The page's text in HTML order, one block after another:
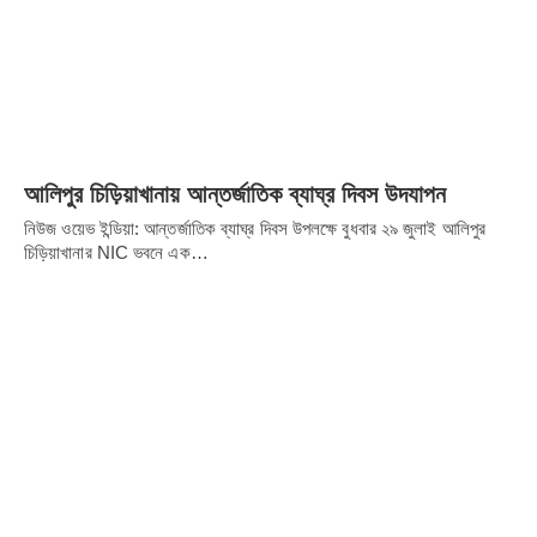
আলিপুর চিড়িয়াখানায় আন্তর্জাতিক ব্যাঘ্র দিবস উদযাপন
নিউজ ওয়েভ ইন্ডিয়া: আন্তর্জাতিক ব্যাঘ্র দিবস উপলক্ষে বুধবার ২৯ জুলাই আলিপুর
চিড়িয়াখানার NIC ভবনে এক…